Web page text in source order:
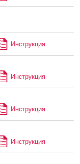
Инструкция
Инструкция
Инструкция
Инструкция